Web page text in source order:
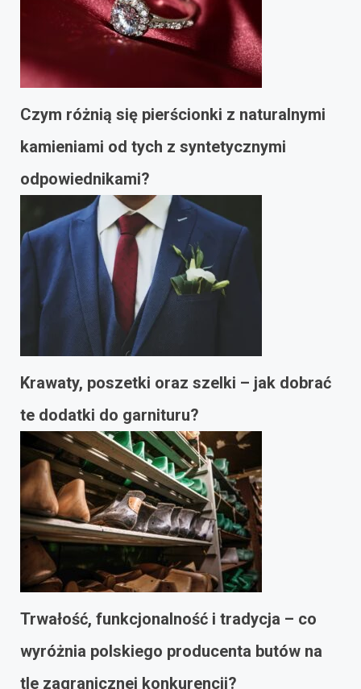
Czym różnią się pierścionki z naturalnymi
kamieniami od tych z syntetycznymi
odpowiednikami?
Krawaty, poszetki oraz szelki – jak dobrać
te dodatki do garnituru?
Trwałość, funkcjonalność i tradycja – co
wyróżnia polskiego producenta butów na
tle zagranicznej konkurencji?